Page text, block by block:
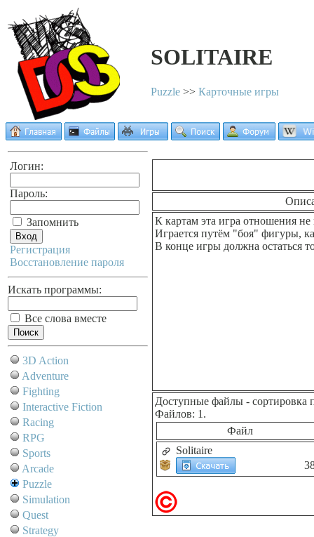
SOLITAIRE
Puzzle >> Карточные игры
Логин:
Пароль:
Запомнить
Регистрация
Восстановление пароля
Искать программы:
Все слова вместе
3D Action
Adventure
Fighting
Interactive Fiction
Racing
RPG
Sports
Arcade
Puzzle
Simulation
Quest
Strategy
К картам эта игра отношения не
Играется путём "боя" фигуры,
В конце игры должна остаться
Доступные файлы - сортировка
Файлов: 1.
Файл
Solitaire